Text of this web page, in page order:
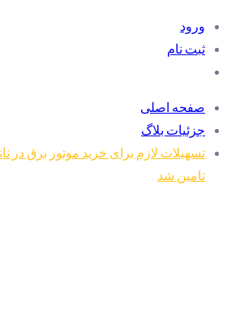
ورود
ثبت نام
صفحه اصلی
جزئیات بلاگ
تسهیلات لازم برای خرید موتور برق در
تامین شد